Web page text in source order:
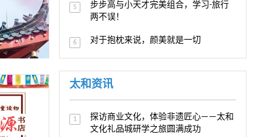
5
步步高与小天才完美组合，学习-旅行
两不误！
6 对于抱枕来说，颜美就是一切
太和资讯
1
探访商业文化，体验非遗匠心——太和
文化礼品城研学之旅圆满成功